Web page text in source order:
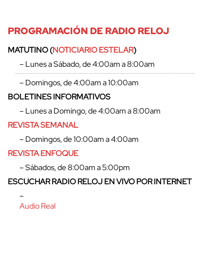
cerrar
PROGRAMACIÓN DE RADIO RELOJ
MATUTINO (NOTICIARIO ESTELAR)
– Lunes a Sábado, de 4:00am a 8:00am
– Domingos, de 4:00am a 10:00am
BOLETINES INFORMATIVOS
– Lunes a Domingo, de 4:00am a 8:00am
REVISTA SEMANAL
– Domingos, de 10:00am a 4:00am
REVISTA ENFOQUE
– Sábados, de 8:00am a 5:00pm
ESCUCHAR RADIO RELOJ EN VIVO POR INTERNET
–
Audio Real